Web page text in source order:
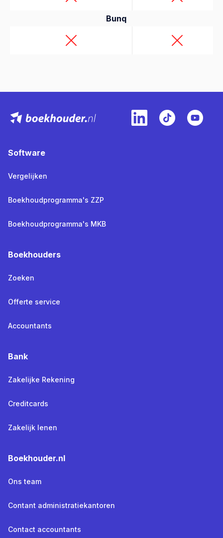
Bunq
Software
Vergelijken
Boekhoudprogramma's ZZP
Boekhoudprogramma's MKB
Boekhouders
Zoeken
Offerte service
Accountants
Bank
Zakelijke Rekening
Creditcards
Zakelijk lenen
Boekhouder.nl
Ons team
Contant administratiekantoren
Contact accountants